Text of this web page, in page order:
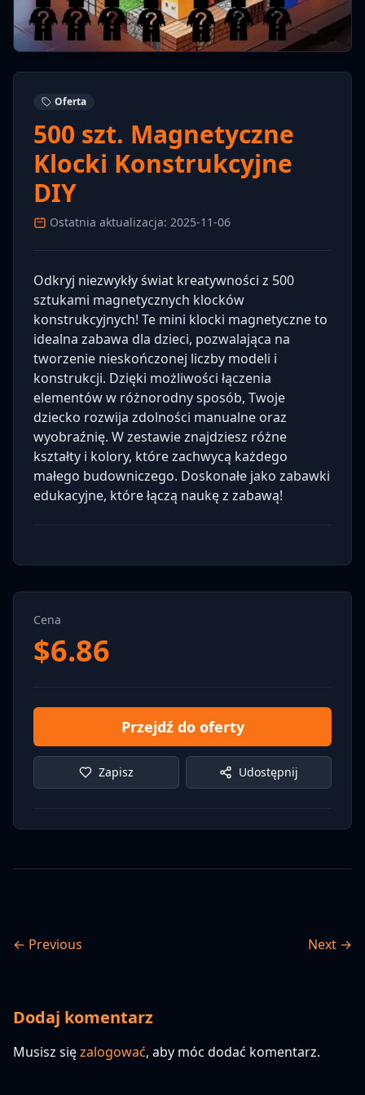
Oferta
500 szt. Magnetyczne
Klocki Konstrukcyjne
DIY
Ostatnia aktualizacja: 2025-11-06
Odkryj niezwykły świat kreatywności z 500
sztukami magnetycznych klocków
konstrukcyjnych! Te mini klocki magnetyczne to
idealna zabawa dla dzieci, pozwalająca na
tworzenie nieskończonej liczby modeli i
konstrukcji. Dzięki możliwości łączenia
elementów w różnorodny sposób, Twoje
dziecko rozwija zdolności manualne oraz
wyobraźnię. W zestawie znajdziesz różne
kształty i kolory, które zachwycą każdego
małego budowniczego. Doskonałe jako zabawki
edukacyjne, które łączą naukę z zabawą!
Cena
$6.86
Przejdź do oferty
Zapisz Udostępnij
← Previous Next →
Dodaj komentarz
Musisz sięzalogować, aby móc dodać komentarz.